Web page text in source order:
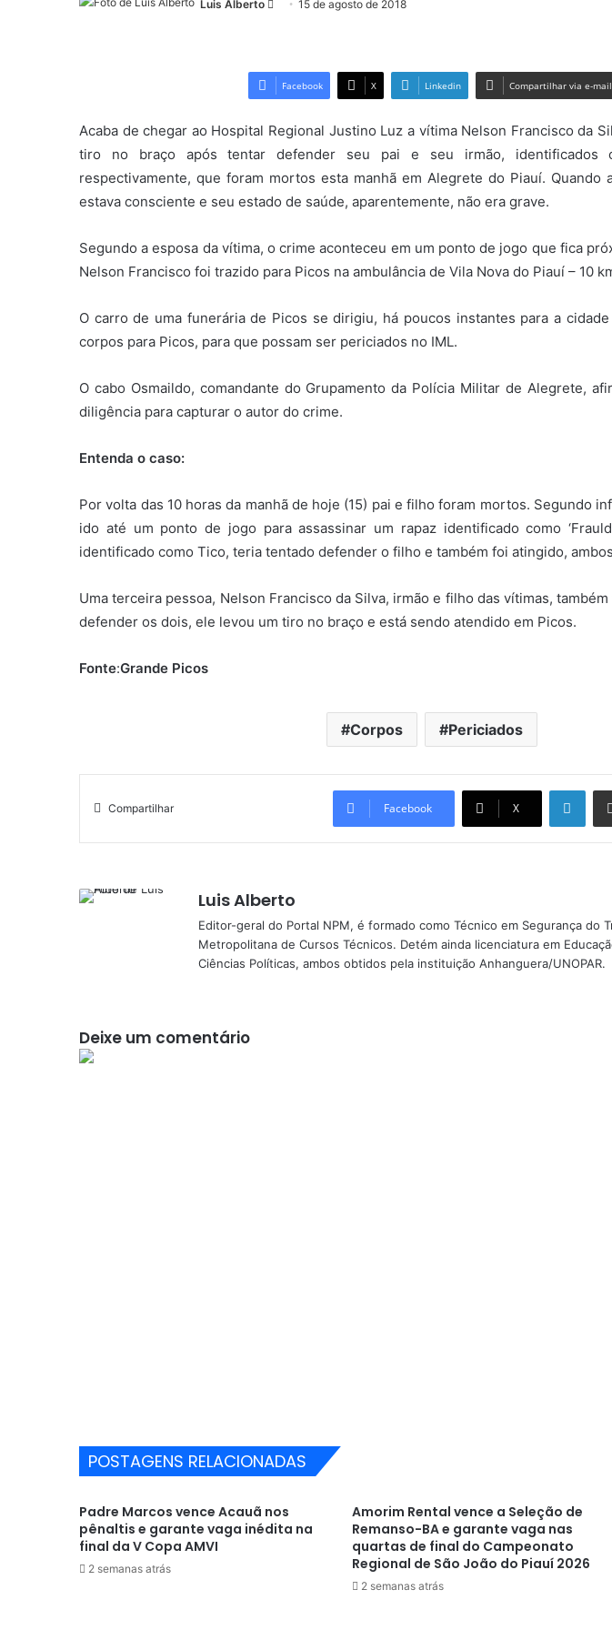
Luis Alberto
Mande
mail
15 de agosto de 2018
Facebook X Linkedin Compartilhar via e-mail
Acaba de chegar ao Hospital Regional Justino Luz a vítima Nelson Francisco da
tiro no braço após tentar defender seu pai e seu irmão, identificados
respectivamente, que foram mortos esta manhã em Alegrete do Piauí. Quando
estava consciente e seu estado de saúde, aparentemente, não era grave.
Segundo a esposa da vítima, o crime aconteceu em um ponto de jogo que fica
Nelson Francisco foi trazido para Picos na ambulância de Vila Nova do Piauí – 10
O carro de uma funerária de Picos se dirigiu, há poucos instantes para a
corpos para Picos, para que possam ser periciados no IML.
O cabo Osmaildo, comandante do Grupamento da Polícia Militar de Alegrete,
diligência para capturar o autor do crime.
Entenda o caso:
Por volta das 10 horas da manhã de hoje (15) pai e filho foram mortos. Segundo
ido até um ponto de jogo para assassinar um rapaz identificado como
identificado como Tico, teria tentado defender o filho e também foi atingido,
Uma terceira pessoa, Nelson Francisco da Silva, irmão e filho das vítimas,
defender os dois, ele levou um tiro no braço e está sendo atendido em Picos.
Fonte:Grande Picos
Corpos Periciados
Compartilhar Facebook X
Linkedin
Luis Alberto
Editor-geral do Portal NPM, é formado como Técnico em Segurança do
Metropolitana de Cursos Técnicos. Detém ainda licenciatura em
Ciências Políticas, ambos obtidos pela instituição Anhanguera/UNOPAR.
Deixe um comentário
POSTAGENS RELACIONADAS
Padre Marcos vence Acauã nos
pênaltis e garante vaga inédita na
final da V Copa AMVI
2 semanas atrás
Amorim Rental vence a Seleção de
Remanso-BA e garante vaga nas
quartas de final do Campeonato
Regional de São João do Piauí 2026
2 semanas atrás